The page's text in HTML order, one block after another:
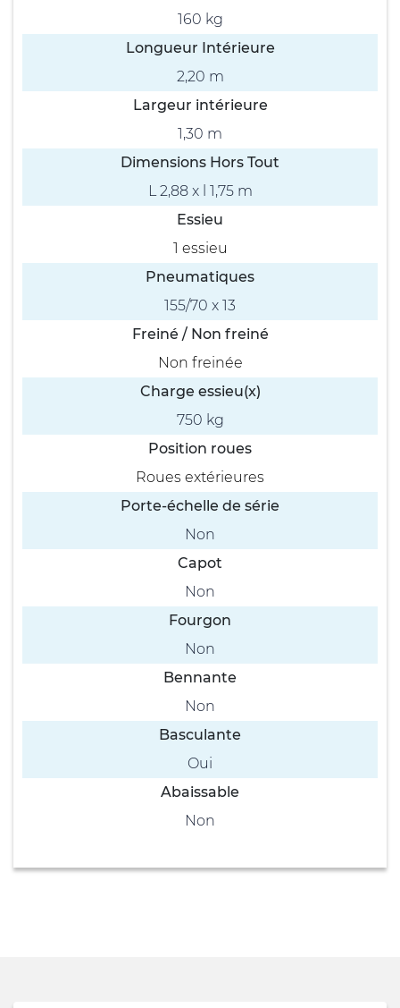
160 kg
Longueur Intérieure
2,20 m
Largeur intérieure
1,30 m
Dimensions Hors Tout
L 2,88 x l 1,75 m
Essieu
1 essieu
Pneumatiques
155/70 x 13
Freiné / Non freiné
Non freinée
Charge essieu(x)
750 kg
Position roues
Roues extérieures
Porte-échelle de série
Non
Capot
Non
Fourgon
Non
Bennante
Non
Basculante
Oui
Abaissable
Non